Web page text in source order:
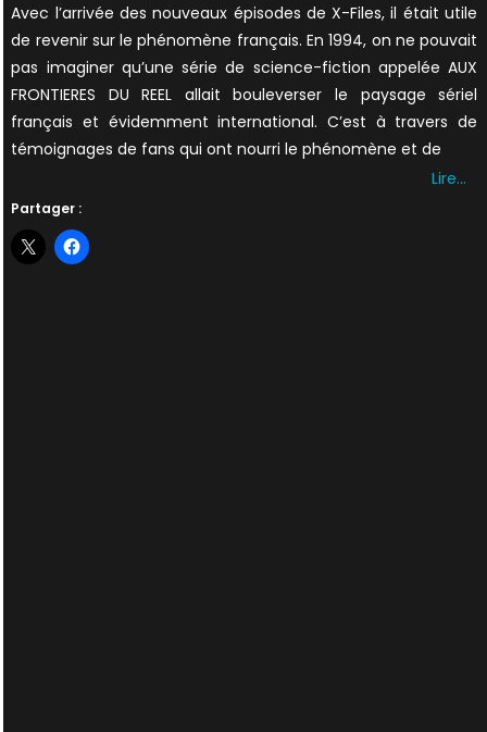
Avec l’arrivée des nouveaux épisodes de X-Files, il était utile
de revenir sur le phénomène français. En 1994, on ne pouvait
pas imaginer qu’une série de science-fiction appelée AUX
FRONTIERES DU REEL allait bouleverser le paysage sériel
français et évidemment international. C’est à travers de
témoignages de fans qui ont nourri le phénomène et de
Lire…
Partager :